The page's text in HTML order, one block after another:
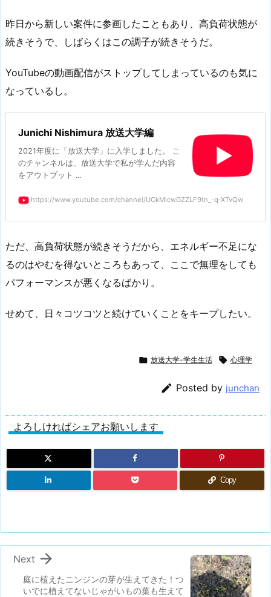
昨日から新しい案件に参画したこともあり、高負荷状態が
続きそうで、しばらくはこの調子が続きそうだ。
YouTubeの動画配信がストップしてしまっているのも気に
なっているし。
Junichi Nishimura 放送大学編
2021年度に「放送大学」に入学しました。 こ
のチャンネルは、放送大学で私が学んだ内容
をアウトプット ...
https://www.youtube.com/channel/UCkMicwGZZLF9tn_-q-XTvQw
ただ、高負荷状態が続きそうだから、エネルギー不足にな
るのはやむを得ないところもあって、ここで無理をしても
パフォーマンスが悪くなるばかり。
せめて、日々コツコツと続けていくことをキープしたい。
 放送大学-学生生活  心理学
 Posted by junchan
よろしければシェアお願いします
Copy
庭に植えたニンジンの芽が生えてきた！つ
いでに植えてないじゃがいもの葉も生えて

Next